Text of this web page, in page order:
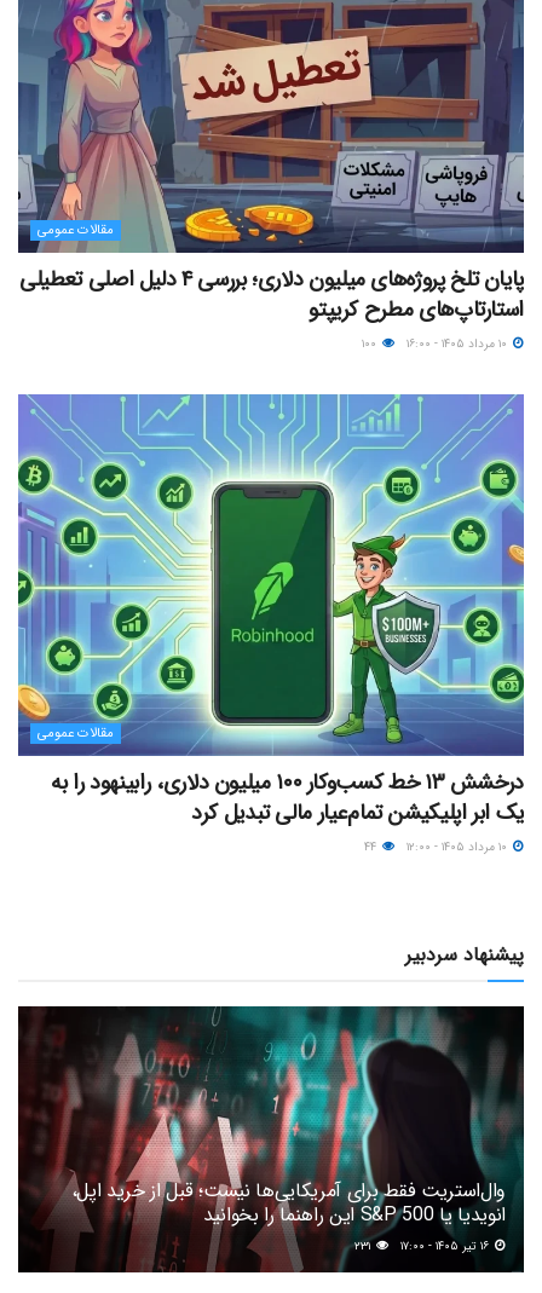
مقالات عمومی
پایان تلخ پروژه‌های میلیون دلاری؛ بررسی ۴ دلیل اصلی تعطیلی
استارتاپ‌های مطرح کریپتو
مقالات عمومی
درخشش ۱۳ خط کسب‌وکار ۱۰۰ میلیون دلاری، رابینهود را به
یک ابر اپلیکیشن تمام‌عیار مالی تبدیل کرد
پیشنهاد سردبیر
وال‌استریت فقط برای آمریکایی‌ها نیست؛ قبل از خرید اپل،
انویدیا یا S&P 500 این راهنما را بخوانید
۲۳۱